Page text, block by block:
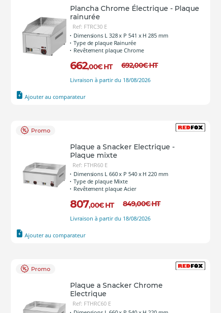
Plancha Chrome Électrique - Plaque
rainurée
Ref: FTRC30 E
Dimensions L 328 x P 541 x H 285 mm
Type de plaque Rainurée
Revêtement plaque Chrome
662,00€ HT 692,00€HT
Livraison à partir du 18/08/2026
Ajouter au comparateur
Promo
Plaque a Snacker Electrique -
Plaque mixte
Ref: FTHR60 E
Dimensions L 660 x P 540 x H 220 mm
Type de plaque Mixte
Revêtement plaque Acier
807,00€ HT 849,00€HT
Livraison à partir du 18/08/2026
Ajouter au comparateur
Promo
Plaque a Snacker Chrome
Electrique
Ref: FTHRC60 E